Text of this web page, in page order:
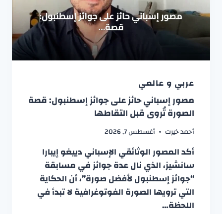
عربي و عالمي
مصور إسباني حائز على جوائز إسطنبول: قصة
الصورة تُروى قبل التقاطها
أحمد خيرت أغسطس 7, 2026
أكد المصور الوثائقي الإسباني دييغو إيبارا
سانشيز، الذي نال عدة جوائز في مسابقة
“جوائز إسطنبول لأفضل صورة”، أن الحكاية
التي ترويها الصورة الفوتوغرافية لا تبدأ في
اللحظة…